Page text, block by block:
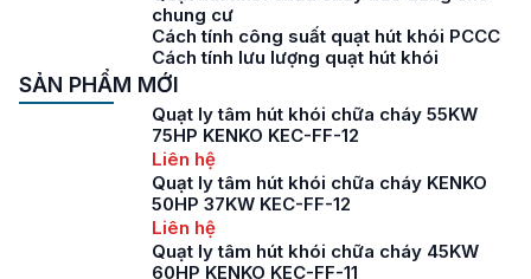
chung cư
Cách tính công suất quạt hút khói PCCC
Cách tính lưu lượng quạt hút khói
SẢN PHẨM MỚI
Quạt ly tâm hút khói chữa cháy 55KW
75HP KENKO KEC-FF-12
Liên hệ
Quạt ly tâm hút khói chữa cháy KENKO
50HP 37KW KEC-FF-12
Liên hệ
Quạt ly tâm hút khói chữa cháy 45KW
60HP KENKO KEC-FF-11